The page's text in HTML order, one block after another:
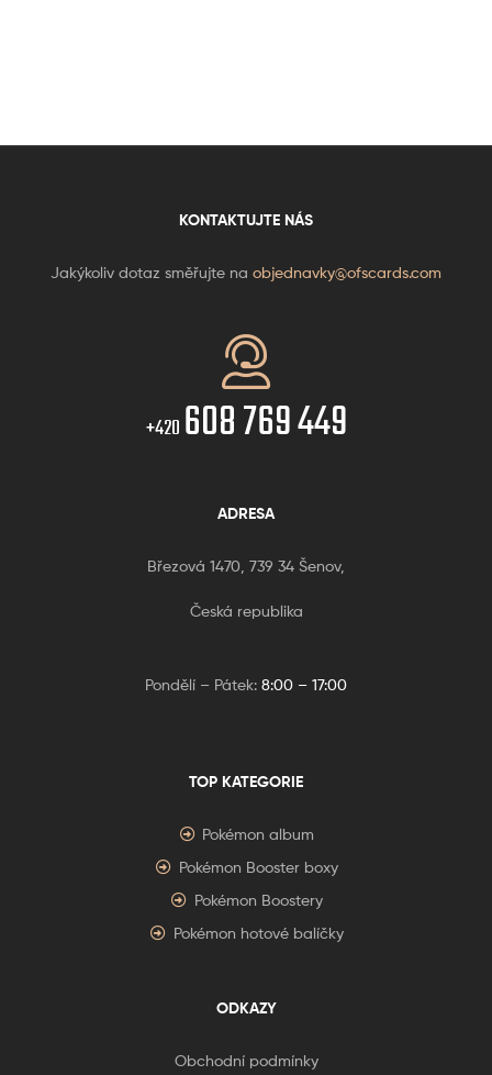
KONTAKTUJTE NÁS
Jakýkoliv dotaz směřujte na objednavky@ofscards.com
+420 608 769 449
ADRESA
Březová 1470, 739 34 Šenov,
Česká republika
Pondělí – Pátek: 8:00 – 17:00
TOP KATEGORIE
Pokémon album
Pokémon Booster boxy
Pokémon Boostery
Pokémon hotové balíčky
ODKAZY
Obchodní podmínky